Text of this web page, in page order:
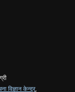
विज्ञान केन्द्र,